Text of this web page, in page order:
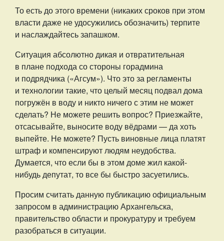
То есть до этого времени (никаких сроков при этом
власти даже не удосужились обозначить) терпите
и наслаждайтесь запашком.
Ситуация абсолютно дикая и отвратительная
в плане подхода со стороны горадмина
и подрядчика («Агсум»). Что это за регламенты
и технологии такие, что целый месяц подвал дома
погружён в воду и никто ничего с этим не может
сделать? Не можете решить вопрос? Приезжайте,
отсасывайте, выносите воду вёдрами — да хоть
выпейте. Не можете? Пусть виновные лица платят
штраф и компенсируют людям неудобства.
Думается, что если бы в этом доме жил какой-
нибудь депутат, то все бы быстро засуетились.
Просим считать данную публикацию официальным
запросом в администрацию Архангельска,
правительство области и прокуратуру и требуем
разобраться в ситуации.